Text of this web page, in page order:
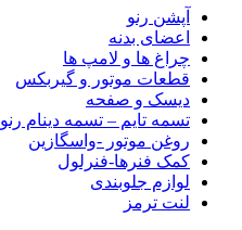
آپشن رنو
اعضای بدنه
چراغ ها و لامپ ها
قطعات موتور و گیربکس
دیسک و صفحه
تسمه تایم – تسمه دینام رنو
روغن موتور -واسگازین
کمک فنرها-فنرلول
لوازم جلوبندی
لنت ترمز